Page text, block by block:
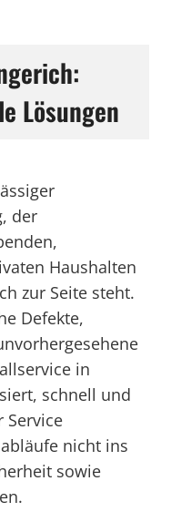
Lösungen
der
Haushalten
zur Seite steht.
Defekte,
in
schnell und
Service
nicht ins
sowie